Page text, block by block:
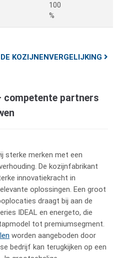
100
%
KOZIJNENVERGELIJKING
competente partners
sterke merken met een
De kozijnfabrikant
innovatiekracht in
oplossingen. Een groot
draagt bij aan de
IDEAL en energeto, die
tot premiumsegment.
worden aangeboden door
bedrijf kan terugkijken op een